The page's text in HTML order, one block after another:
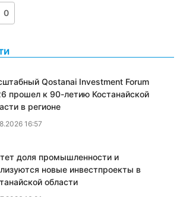
0
Qostanai Investment Forum
прошел к 90-летию Костанайской
в регионе
16:57
доля промышленности и
новые инвестпроекты в
области